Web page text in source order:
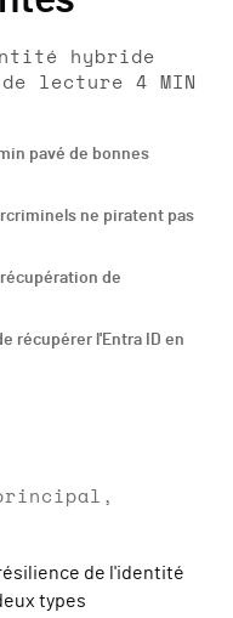
hybride
de lecture 4 MIN
pavé de bonnes
ne piratent pas
de
récupérer l'Entra ID en
de l'identité
types